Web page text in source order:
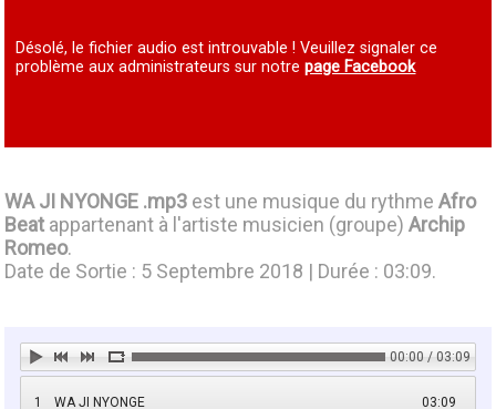
Désolé, le fichier audio est introuvable ! Veuillez signaler ce
problème aux administrateurs sur notrepage Facebook
WA JI NYONGE .mp3 est une musique du rythmeAfro
Beat appartenant à l'artiste musicien (groupe)Archip
Romeo.
Date de Sortie : 5 Septembre 2018 | Durée : 03:09.
00:00 / 03:09
1 03:09
WA JI NYONGE